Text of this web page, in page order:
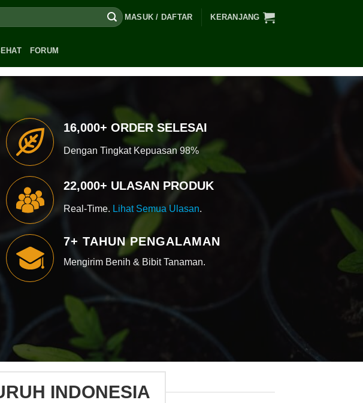
MASUK / DAFTAR KERANJANG
FORUM
16,000+ ORDER SELESAI
Dengan Tingkat Kepuasan 98%
22,000+ ULASAN PRODUK
Real-Time. Lihat Semua Ulasan.
7+ TAHUN PENGALAMAN
Mengirim Benih & Bibit Tanaman.
INDONESIA